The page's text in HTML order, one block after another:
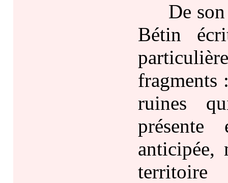
De son
Bétin
fragments
ruines
anticipée,
territoire